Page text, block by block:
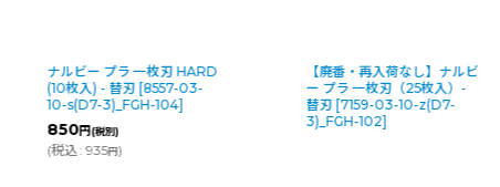
ナルビー プラ 一枚刃 HARD
(10枚入) - 替刃 [8557-03-
10-s(D7-3)_FGH-104]
850円(税別)
(税込: 935円)
【廃番・再入荷なし】ナルビ
ー プラ 一枚刃（25枚入）-
替刃 [7159-03-10-z(D7-
3)_FGH-102]